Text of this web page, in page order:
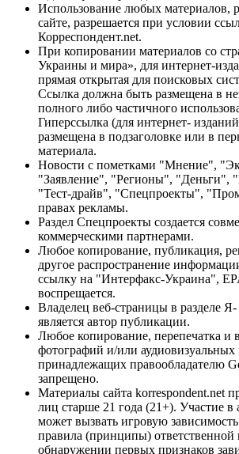
Использование любых материалов,
сайте, разрешается при условии
Корреспондент.net.
При копировании материалов со
Украины и мира», для интернет-
прямая открытая для поисковых
Ссылка должна быть размещена в
полного либо частичного
Гиперссылка (для интернет-
размещена в подзаголовке или в
материала.
Новости с пометками "Мнение",
"Заявление", "Регионы", "Деньги",
"Тест-драйв", "Спецпроекты",
правах рекламы.
Раздел Спецпроекты создается
коммерческими партнерами.
Любое копирование, публикация,
другое распространение
ссылку на "Интерфакс-Украина",
воспрещается.
Владелец веб-страницы в разделе
является автор публикации.
Любое копирование, перепечатка и
фотографий и/или аудиовизуальных
принадлежащих правообладателю
запрещено.
Материалы сайта korrespondent.net
лиц старше 21 года (21+). Участие в
может вызвать игровую
правила (принципы)
обнаружении первых признаков